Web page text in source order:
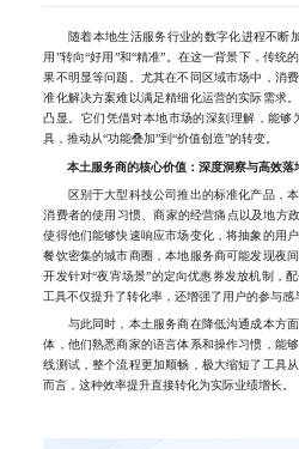
随着本地生活服务行业的数字化进程不断
用”转向“好用”和“精准”。在这一背景下，传
果不明显等问题。尤其在不同区域市场中，消
准化解决方案难以满足精细化运营的实际需求
凸显。它们凭借对本地市场的深刻理解，能
具，推动从“功能叠加”到“价值创造”的转变。
本土服务商的核心价值：深度洞察与高效落
区别于大型科技公司推出的标准化产品，本
消费者的使用习惯、商家的经营痛点以及地方
使得他们能够快速响应市场变化，将抽象的用
餐饮密集的城市商圈，本地服务商可能发现夜
开发针对“夜宵场景”的定向优惠券发放机制，
工具不仅提升了转化率，还增强了用户的参与感
与此同时，本土服务商在降低沟通成本方面
体，他们熟悉商家的语言体系和操作习惯，能
线测试，整个流程更加顺畅，极大缩短了工具
而言，这种效率提升直接转化为实际业绩增长。